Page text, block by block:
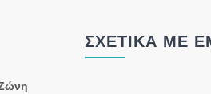
ΣΧΕΤΙΚΆ ΜΕ